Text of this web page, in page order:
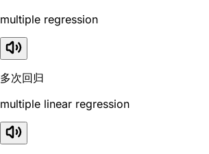
multiple regression
多次回归
multiple linear regression